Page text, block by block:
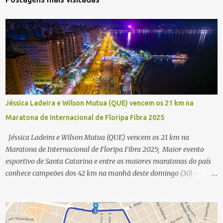
Jéssica Ladeira e Wilson Mutua (QUE) vencem os 21 km na
Maratona de Internacional de Floripa Fibra 2025
Jéssica Ladeira e Wilson Mutua (QUE) vencem os 21 km na
Maratona de Internacional de Floripa Fibra 2025; Maior evento
esportivo de Santa Catarina e entre as maiores maratonas do país
conhece campeões dos 42 km na manhã deste domingo (30) -
Floripa Fibra 2025. Na manhã deste sábado (30) foram conhecidos
os campeões dos 21 km do maior evento esportivo de Santa